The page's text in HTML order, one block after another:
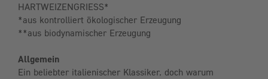
HARTWEIZENGRIESS*
*aus kontrolliert ökologischer Erzeugung
**aus biodynamischer Erzeugung
Allgemein
Ein beliebter italienischer Klassiker, doch warum